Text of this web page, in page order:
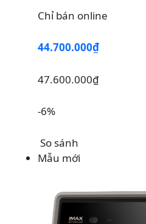
Chỉ bán online
44.700.000₫
47.600.000₫
-6%
So sánh
Mẫu mới